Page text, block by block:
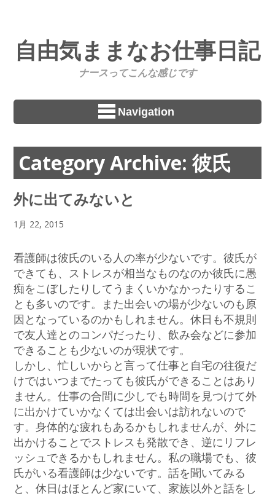
自由気ままなお仕事日記
ナースってこんな感じです
Navigation
Category Archive: 彼氏
外に出てみないと
1月 22, 2015
看護師は彼氏のいる人の率が少ないです。彼氏が
できても、ストレスが相当なものなのか彼氏に愚
痴をこぼしたりしてうまくいかなかったりするこ
とも多いのです。また出会いの場が少ないのも原
因となっているのかもしれません。休日も不規則
で友人達とのコンパだったり、飲み会などに参加
できることも少ないのが現状です。
しかし、忙しいからと言って仕事と自宅の往復だ
けではいつまでたっても彼氏ができることはあり
ません。仕事の合間に少しでも時間を見つけて外
に出かけていかなくては出会いは訪れないので
す。身体的な疲れもあるかもしれませんが、外に
出かけることでストレスも発散でき、逆にリフレ
ッシュできるかもしれません。私の職場でも、彼
氏がいる看護師は少ないです。話を聞いてみる
と、休日はほとんど家にいて、家族以外と話をし